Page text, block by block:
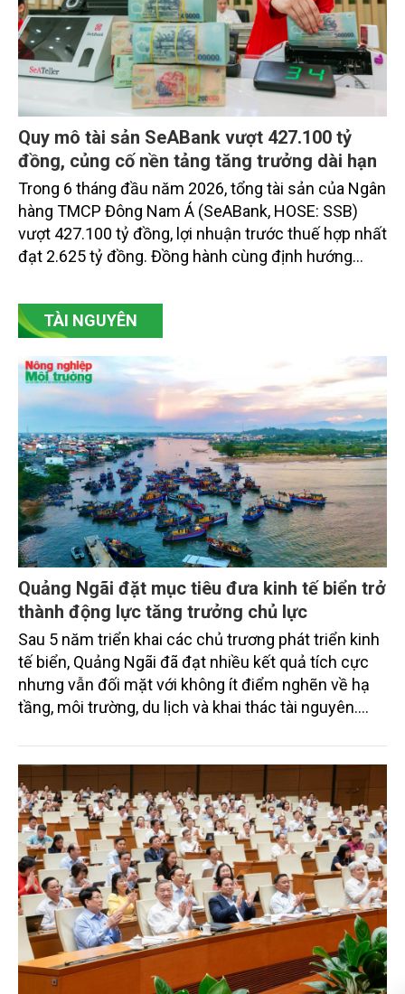
Quy mô tài sản SeABank vượt 427.100 tỷ
đồng, củng cố nền tảng tăng trưởng dài hạn
Trong 6 tháng đầu năm 2026, tổng tài sản của Ngân
hàng TMCP Đông Nam Á (SeABank, HOSE: SSB)
vượt 427.100 tỷ đồng, lợi nhuận trước thuế hợp nhất
đạt 2.625 tỷ đồng. Đồng hành cùng định hướng
SeABank tiếp tục duy trì hoạt động hiệu quả, mở
rộng tín dụng, củng cố nguồn vốn và đảm bảo các
TÀI NGUYÊN
Quảng Ngãi đặt mục tiêu đưa kinh tế biển trở
thành động lực tăng trưởng chủ lực
Sau 5 năm triển khai các chủ trương phát triển kinh
tế biển, Quảng Ngãi đã đạt nhiều kết quả tích cực
nhưng vẫn đối mặt với không ít điểm nghẽn về hạ
tầng, môi trường, du lịch và khai thác tài nguyên.
đặt mục tiêu đưa kinh tế biển phát triển nhanh, bền
trưởng của tỉnh đến năm 2030, tầm nhìn đến năm
2045.